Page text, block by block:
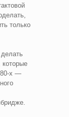
только
которые
80-х —